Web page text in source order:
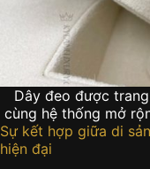
Dây đeo được
cùng hệ thống mở
Sự kết hợp giữa di
hiện đại